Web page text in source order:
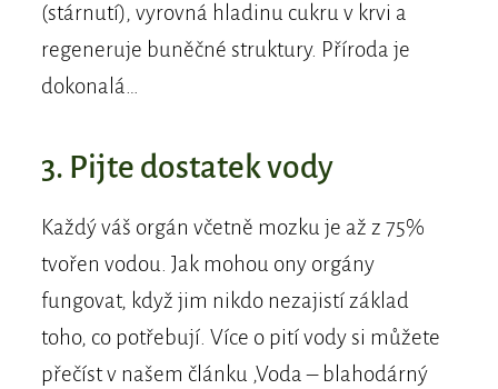
(stárnutí), vyrovná hladinu cukru v krvi a
regeneruje buněčné struktury. Příroda je
dokonalá…
3. Pijte dostatek vody
Každý váš orgán včetně mozku je až z 75%
tvořen vodou. Jak mohou ony orgány
fungovat, když jim nikdo nezajistí základ
toho, co potřebují. Více o pití vody si můžete
přečíst v našem článku ‚Voda – blahodárný